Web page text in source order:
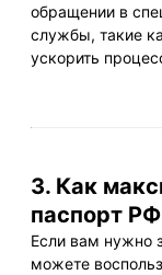
обращении в
службы, такие
ускорить
3. Как
паспорт
Если вам нужно
можете